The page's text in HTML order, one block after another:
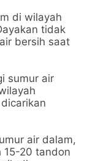
di wilayah
tidak
bersih saat
sumur air
air dalam,
15-20 tandon